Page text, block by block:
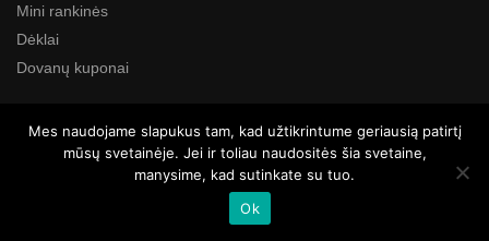
Mini rankinės
Dėklai
Dovanų kuponai
Visos teisės saugomos © Kartustudio.com
Mes naudojame slapukus tam, kad užtikrintume geriausią patirtį
mūsų svetainėje. Jei ir toliau naudositės šia svetaine,
manysime, kad sutinkate su tuo.
Ok